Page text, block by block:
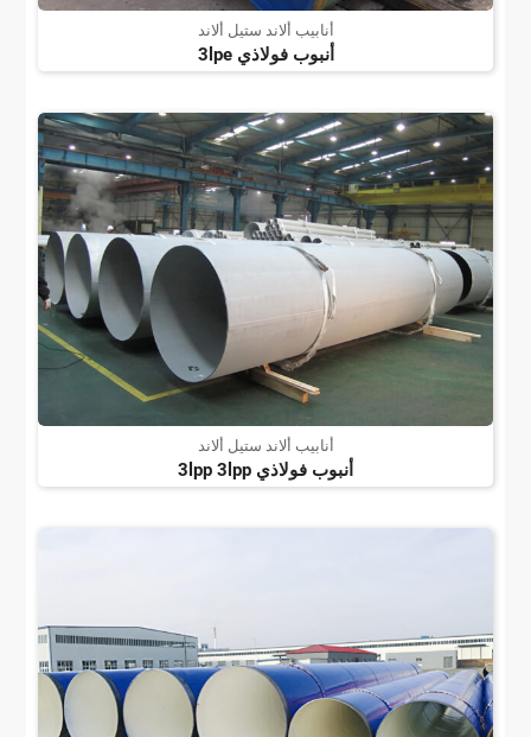
أنابيب ألاند ستيل ألاند
أنبوب فولاذي 3lpe
أنابيب ألاند ستيل ألاند
أنبوب فولاذي 3lpp 3lpp